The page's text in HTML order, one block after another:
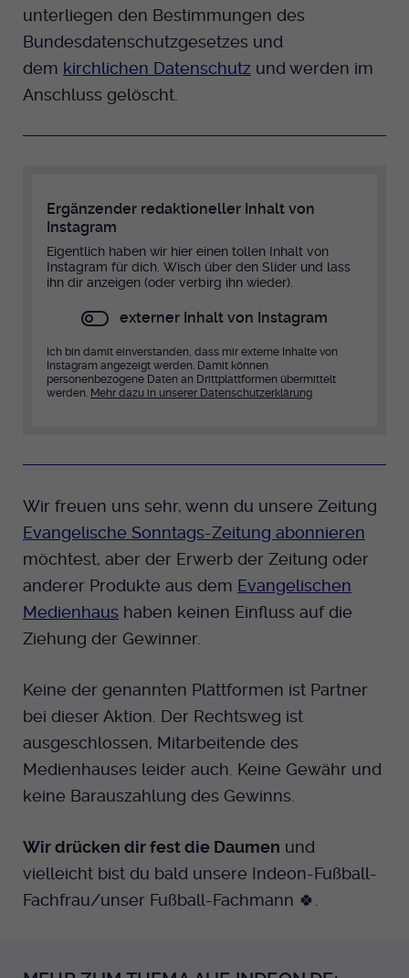
unterliegen den Bestimmungen des
Bundesdatenschutzgesetzes und
dem kirchlichen Datenschutz und werden im
Anschluss gelöscht.
Ergänzender redaktioneller Inhalt von
Instagram
Eigentlich haben wir hier einen tollen Inhalt von
Instagram für dich. Wisch über den Slider und lass
ihn dir anzeigen (oder verbirg ihn wieder).
externer Inhalt von Instagram
Ich bin damit einverstanden, dass mir externe Inhalte von
Instagram angezeigt werden. Damit können
personenbezogene Daten an Drittplattformen übermittelt
werden. Mehr dazu in unserer Datenschutzerklärung
Wir freuen uns sehr, wenn du unsere Zeitung
Evangelische Sonntags-Zeitung abonnieren
möchtest, aber der Erwerb der Zeitung oder
anderer Produkte aus dem Evangelischen
Medienhaus haben keinen Einfluss auf die
Ziehung der Gewinner.
Keine der genannten Plattformen ist Partner
bei dieser Aktion. Der Rechtsweg ist
ausgeschlossen, Mitarbeitende des
Medienhauses leider auch. Keine Gewähr und
keine Barauszahlung des Gewinns.
Wir drücken dir fest die Daumen und
vielleicht bist du bald unsere Indeon-Fußball-
Fachfrau/unser Fußball-Fachmann 🍀.